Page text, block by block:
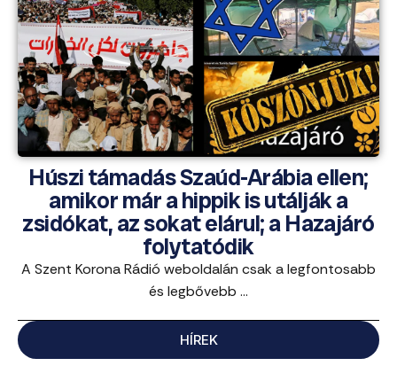
Húszi támadás Szaúd-Arábia ellen;
amikor már a hippik is utálják a
zsidókat, az sokat elárul; a Hazajáró
folytatódik
A Szent Korona Rádió weboldalán csak a legfontosabb
és legbővebb ...
HÍREK